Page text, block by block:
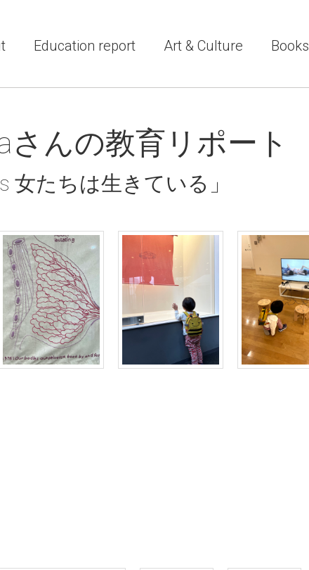
Education report Art & Culture Books
さんの教育リポート
女たちは生きている」
いて